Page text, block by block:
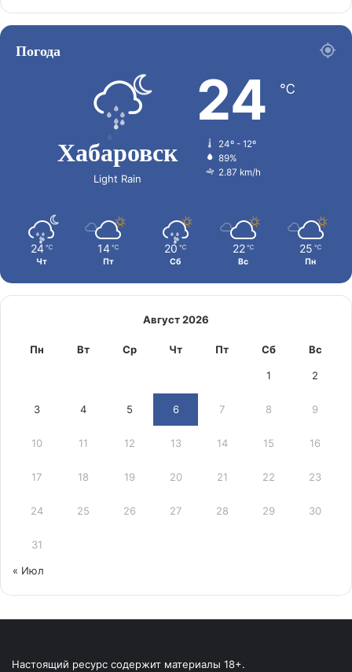
Погода
Хабаровск
Light Rain
24 ℃
24º - 12º
89%
2.87 km/h
24 ℃
Чт
14 ℃
Пт
20 ℃
Сб
22 ℃
Вс
25 ℃
Пн
Август 2026
Пн Вт Ср Чт Пт Сб Вс
1 2
3 4 5 6 7 8 9
10 11 12 13 14 15 16
17 18 19 20 21 22 23
24 25 26 27 28 29 30
31
« Июл
Настоящий ресурс содержит материалы 18+.